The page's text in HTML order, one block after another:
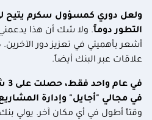
ولعل دوري كمسؤول سكرم يتيح
التطور دوماً. ولا شك أن هذا يدعمني
أشعر بأهميتي في تعزيز دور الآخرين.
علاقات عبر البنك أيضاً.
في مجالي "أجايل" وإدارة
وقتاً أطول في أي مكان آخر. يولي بنك